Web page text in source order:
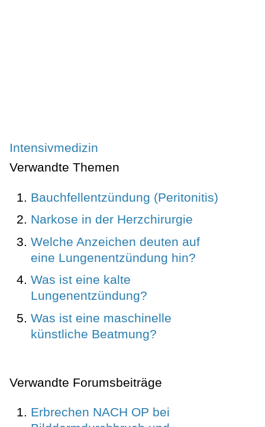
Intensivmedizin
Verwandte Themen
Bauchfellentzündung (Peritonitis)
Narkose in der Herzchirurgie
Welche Anzeichen deuten auf
eine Lungenentzündung hin?
Was ist eine kalte
Lungenentzündung?
Was ist eine maschinelle
künstliche Beatmung?
Verwandte Forumsbeiträge
Erbrechen NACH OP bei